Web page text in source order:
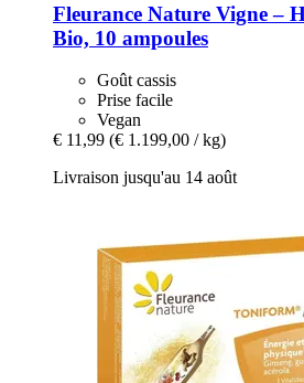
Fleurance Nature Vigne –
Bio, 10 ampoules
Goût cassis
Prise facile
Vegan
€ 11,99 (€ 1.199,00 / kg)
Livraison jusqu'au 14 août